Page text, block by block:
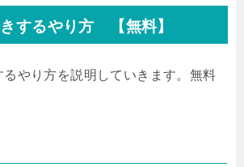
するやり方 【無料】
やり方を説明していきます。無料